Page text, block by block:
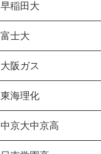
早稲田大
富士大
大阪ガス
東海理化
中京大中京高